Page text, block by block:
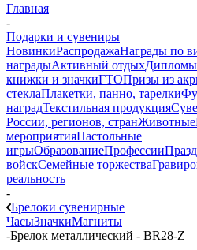
Главная
-
Подарки и сувениры
НовинкиРаспродажаНаграды по
наградыАктивный отдых
книжки и значкиГТОПризы из
стеклаПлакетки, панно, тарелки
наградТекстильная продукция
России, регионов, странЖивотные
мероприятияНастольные
игрыОбразованиеПрофессии
войскСемейные торжества
реальность
-
Брелоки сувенирные
ЧасыЗначкиМагниты
-Брелок металлический - BR28-Z